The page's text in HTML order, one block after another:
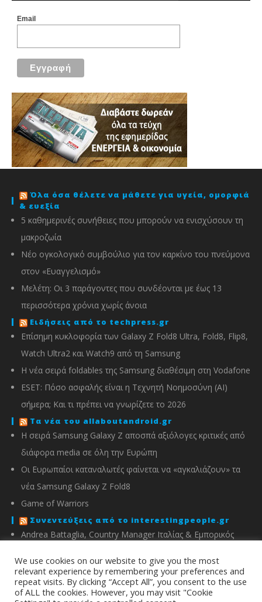
Email
Όλα όσα θέλετε να μάθετε για υγεία, ομορφιά
& ευεξία
5 καθημερινές συνήθειες που μπορούν να ενισχύσουν τη
μακροζωία
Νέο ογκολογικό συμβούλιο για τον καρκίνο του πνεύμονα
στον «Ευαγγελισμό»
Μελέτη: Οι 3 παράγοντες που συνδέονται με έως 13
περισσότερα χρόνια χωρίς άνοια
Ειδήσεις από το techpress.gr
Επίσημη κυκλοφορία των Galaxy Z Fold8 Ultra, Fold8, Flip8,
Watch Ultra2 και Watch9 από τη Samsung
Η νέα σειρά foldables της Samsung διαθέσιμη στη Vodafone
ESET: Πόσο ασφαλής είναι η Τεχνητή Νοημοσύνη (AI)
σήμερα; Και τι πρέπει να γνωρίζετε το 2026
Τα νέα του allaboutandroid.gr
Η σειρά Samsung Galaxy Z αποσπά αξιόλογες κριτικές από
διάφορα media σε όλη την Ευρώπη
Οι Ευρωπαίοι καταναλωτές φαίνεται να «αγκαλιάζουν» τα
νέα Samsung Galaxy Z Fold8
Game of Warriors
Συνεντεύξεις από το interestingpeople.gr
Andrea Battaglia, Country Manager Ιταλίας & Εμπορικός
IMOU
Μιχάλης Χειμώνας, Γενικός Διευθυντής ΣΦΕΕ
We use cookies on our website to give you the most
relevant experience by remembering your preferences and
repeat visits. By clicking “Accept All”, you consent to the use
of ALL the cookies. However, you may visit "Cookie